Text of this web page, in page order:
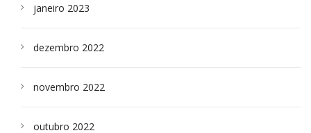
janeiro 2023
dezembro 2022
novembro 2022
outubro 2022